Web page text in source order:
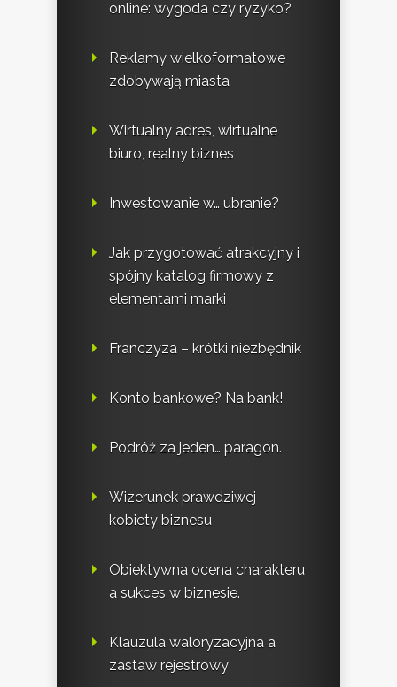
online: wygoda czy ryzyko?
Reklamy wielkoformatowe
zdobywają miasta
Wirtualny adres, wirtualne
biuro, realny biznes
Inwestowanie w… ubranie?
Jak przygotować atrakcyjny i
spójny katalog firmowy z
elementami marki
Franczyza – krótki niezbędnik
Konto bankowe? Na bank!
Podróż za jeden… paragon.
Wizerunek prawdziwej
kobiety biznesu
Obiektywna ocena charakteru
a sukces w biznesie.
Klauzula waloryzacyjna a
zastaw rejestrowy